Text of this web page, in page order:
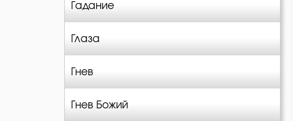
Гадание
Глаза
Гнев
Гнев Божий